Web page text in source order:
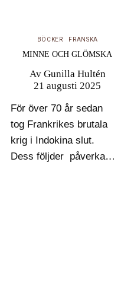
BÖCKER FRANSKA
MINNE OCH GLÖMSKA
Av Gunilla Hultén
21 augusti 2025
För över 70 år sedan
tog Frankrikes brutala
krig i Indokina slut.
Dess följder påverkar